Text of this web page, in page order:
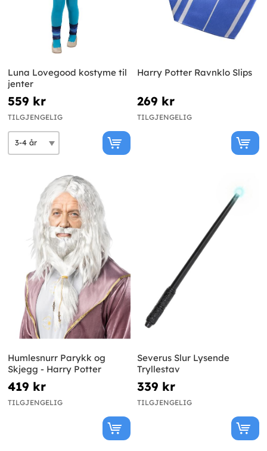
Luna Lovegood kostyme til
jenter
559 kr
TILGJENGELIG
Harry Potter Ravnklo Slips
269 kr
TILGJENGELIG
Humlesnurr Parykk og
Skjegg - Harry Potter
419 kr
TILGJENGELIG
Severus Slur Lysende
Tryllestav
339 kr
TILGJENGELIG